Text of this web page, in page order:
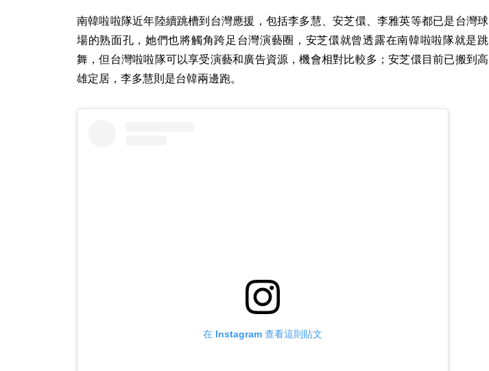
南韓啦啦隊近年陸續跳槽到台灣應援，包括李多慧、安芝儇、李雅英等都已是台灣球
場的熟面孔，她們也將觸角跨足台灣演藝圈，安芝儇就曾透露在南韓啦啦隊就是跳
舞，但台灣啦啦隊可以享受演藝和廣告資源，機會相對比較多；安芝儇目前已搬到高
雄定居，李多慧則是台韓兩邊跑。
在 Instagram 查看這則貼文